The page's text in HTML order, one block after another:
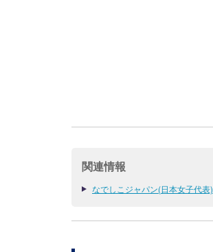
関連情報
なでしこジャパン(日本女子代表)